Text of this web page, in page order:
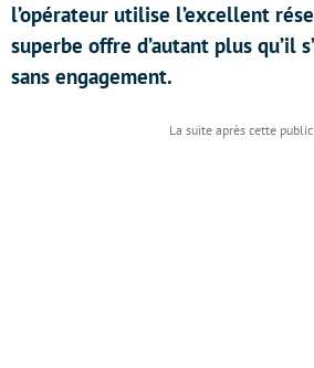
l’opérateur utilise l’excellent
superbe offre d’autant plus qu’il
sans engagement.